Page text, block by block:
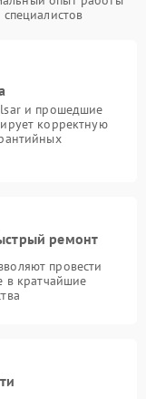
специалистов
и прошедшие
корректную
ремонт
провести
в кратчайшие